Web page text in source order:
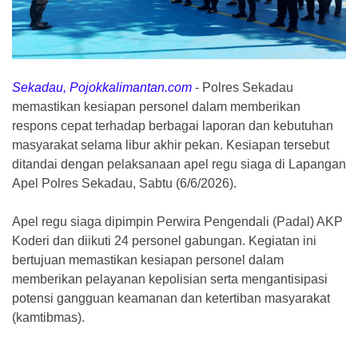
Sekadau, Pojokkalimantan.com - Polres Sekadau
memastikan kesiapan personel dalam memberikan
respons cepat terhadap berbagai laporan dan kebutuhan
masyarakat selama libur akhir pekan. Kesiapan tersebut
ditandai dengan pelaksanaan apel regu siaga di Lapangan
Apel Polres Sekadau, Sabtu (6/6/2026).
Apel regu siaga dipimpin Perwira Pengendali (Padal) AKP
Koderi dan diikuti 24 personel gabungan. Kegiatan ini
bertujuan memastikan kesiapan personel dalam
memberikan pelayanan kepolisian serta mengantisipasi
potensi gangguan keamanan dan ketertiban masyarakat
(kamtibmas).